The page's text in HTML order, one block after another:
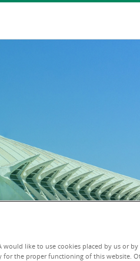
would like to use cookies placed by us or
for the proper functioning of this website.